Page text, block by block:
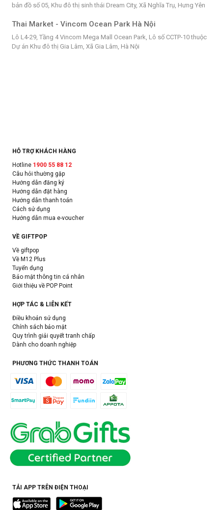
bản đồ số 05, Khu đô thị sinh thái Dream City, Xã Nghĩa Trụ, Hưng Yên
Thai Market - Vincom Ocean Park Hà Nội
Lô L4-29, Tầng 4 Vincom Mega Mall Ocean Park, Lô số CCTP-10 thuộc
Dự án Khu đô thị Gia Lâm, Xã Gia Lâm, Hà Nội
HỖ TRỢ KHÁCH HÀNG
Hotline 1900 55 88 12
Câu hỏi thường gặp
Hướng dẫn đăng ký
Hướng dẫn đặt hàng
Hướng dẫn thanh toán
Cách sử dụng
Hướng dẫn mua e-voucher
VỀ GIFTPOP
Về giftpop
Về M12 Plus
Tuyển dụng
Bảo mật thông tin cá nhân
Giới thiệu về POP Point
HỢP TÁC & LIÊN KẾT
Điều khoản sử dụng
Chính sách bảo mật
Quy trình giải quyết tranh chấp
Dành cho doanh nghiệp
PHƯƠNG THỨC THANH TOÁN
TẢI APP TRÊN ĐIỆN THOẠI